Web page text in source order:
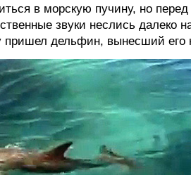
в морскую пучину, но
звуки неслись далеко
пришел дельфин, вынесший его